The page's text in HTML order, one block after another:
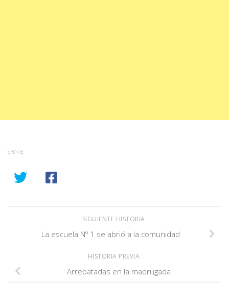
SHARE
SIGUIENTE HISTORIA
La escuela Nº 1 se abrió a la comunidad
HISTORIA PREVIA
Arrebatadas en la madrugada